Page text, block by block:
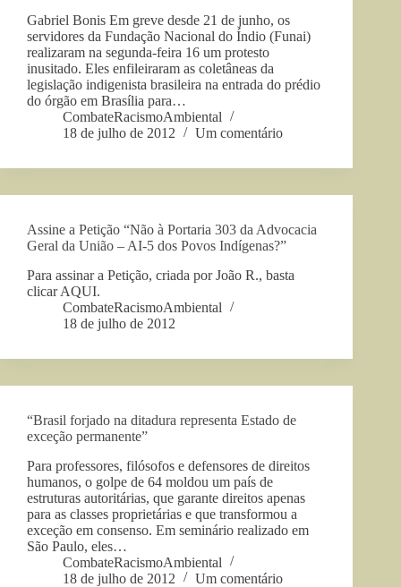
Gabriel Bonis Em greve desde 21 de junho, os
servidores da Fundação Nacional do Índio (Funai)
realizaram na segunda-feira 16 um protesto
inusitado. Eles enfileiraram as coletâneas da
legislação indigenista brasileira na entrada do prédio
do órgão em Brasília para…
CombateRacismoAmbiental
18 de julho de 2012
Um comentário
Assine a Petição “Não à Portaria 303 da Advocacia
Geral da União – AI-5 dos Povos Indígenas?”
Para assinar a Petição, criada por João R., basta
clicar AQUI.
CombateRacismoAmbiental
18 de julho de 2012
“Brasil forjado na ditadura representa Estado de
exceção permanente”
Para professores, filósofos e defensores de direitos
humanos, o golpe de 64 moldou um país de
estruturas autoritárias, que garante direitos apenas
para as classes proprietárias e que transformou a
exceção em consenso. Em seminário realizado em
São Paulo, eles…
CombateRacismoAmbiental
18 de julho de 2012
Um comentário